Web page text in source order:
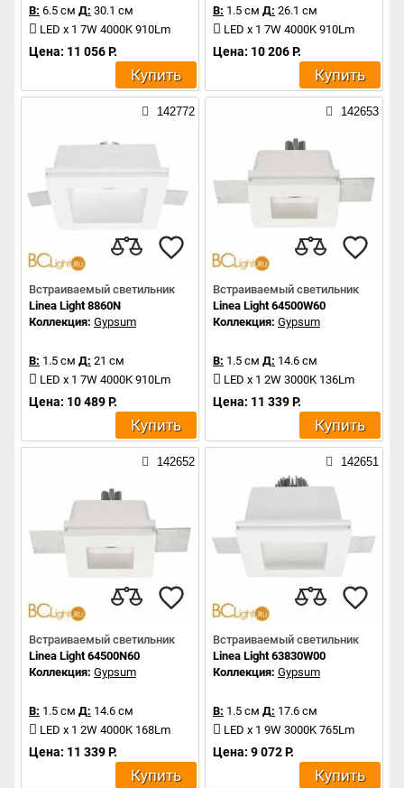
В: 6.5 см Д: 30.1 см
LED x 1 7W 4000K 910Lm
Цена: 11 056 Р.
Купить
В: 1.5 см Д: 26.1 см
LED x 1 7W 4000K 910Lm
Цена: 10 206 Р.
Купить
142772
Встраиваемый светильник
Linea Light 8860N
Коллекция: Gypsum
В: 1.5 см Д: 21 см
LED x 1 7W 4000K 910Lm
Цена: 10 489 Р.
Купить
142653
Встраиваемый светильник
Linea Light 64500W60
Коллекция: Gypsum
В: 1.5 см Д: 14.6 см
LED x 1 2W 3000K 136Lm
Цена: 11 339 Р.
Купить
142652
Встраиваемый светильник
Linea Light 64500N60
Коллекция: Gypsum
В: 1.5 см Д: 14.6 см
LED x 1 2W 4000K 168Lm
Цена: 11 339 Р.
Купить
142651
Встраиваемый светильник
Linea Light 63830W00
Коллекция: Gypsum
В: 1.5 см Д: 17.6 см
LED x 1 9W 3000K 765Lm
Цена: 9 072 Р.
Купить